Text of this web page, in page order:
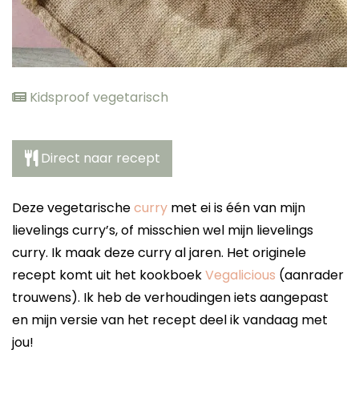
Kidsproof vegetarisch
Direct naar recept
Deze vegetarischecurry met ei is één van mijn
lievelings curry’s, of misschien wel mijn lievelings
curry. Ik maak deze curry al jaren. Het originele
recept komt uit het kookboekVegalicious (aanrader
trouwens). Ik heb de verhoudingen iets aangepast
en mijn versie van het recept deel ik vandaag met
jou!